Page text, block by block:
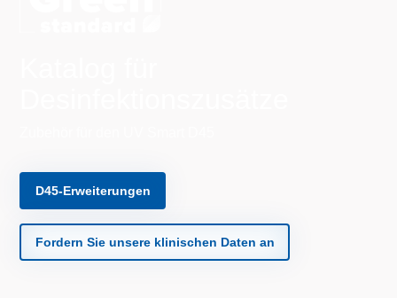
D45-Erweiterungen
Fordern Sie unsere klinischen Daten an